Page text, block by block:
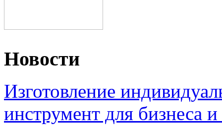
Новости
Изготовление
инструмент для бизнеса и